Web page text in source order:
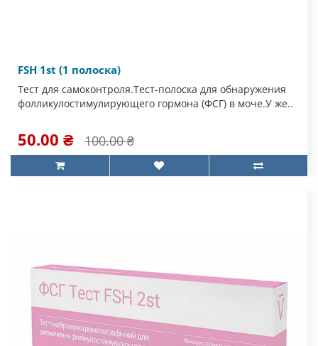
FSH 1st (1 полоска)
Тест для самоконтроля.Тест-полоска для обнаружения
фолликулостимулирующего гормона (ФСГ) в моче.У же..
50.00 ₴ 100.00 ₴